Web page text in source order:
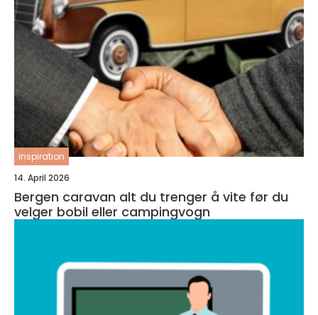
inspiration
14. April 2026
Bergen caravan alt du trenger å vite før du
velger bobil eller campingvogn